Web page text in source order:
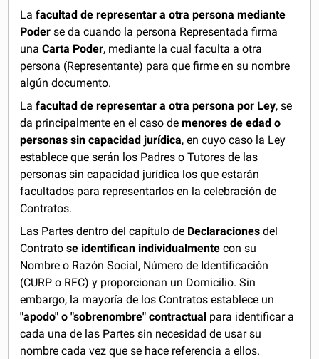
Lafacultad de representar a otra persona mediante
Poder se da cuando la persona Representada firma
unaCarta Poder, mediante la cual faculta a otra
persona (Representante) para que firme en su nombre
algún documento.
Lafacultad de representar a otra persona por Ley, se
da principalmente en el caso demenores de edad o
personas sin capacidad jurídica, en cuyo caso la Ley
establece que serán los Padres o Tutores de las
personas sin capacidad jurídica los que estarán
facultados para representarlos en la celebración de
Contratos.
Las Partes dentro del capítulo de Declaraciones del
Contrato se identifican individualmente con su
Nombre o Razón Social, Número de Identificación
(CURP o RFC) y proporcionan un Domicilio. Sin
embargo, la mayoría de los Contratos establece un
"apodo" o "sobrenombre" contractual para identificar a
cada una de las Partes sin necesidad de usar su
nombre cada vez que se hace referencia a ellos.